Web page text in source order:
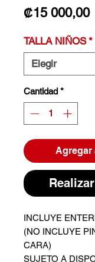
₡15 000,00
TALLA NIÑOS *
Cantidad *
Agregar
INCLUYE
(NO INCLUYE
CARA)
SUJETO A